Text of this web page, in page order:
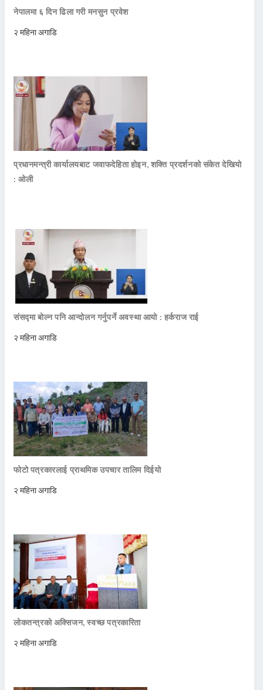
नेपालमा ६ दिन ढिला गरी मनसुन प्रवेश
२ महिना अगाडि
प्रधानमन्त्री कार्यालयबाट जवाफदेहिता होइन, शक्ति प्रदर्शनको संकेत देखियो
: ओली
संसद्मा बोल्न पनि आन्दोलन गर्नुपर्ने अवस्था आयो : हर्कराज राई
२ महिना अगाडि
फोटो पत्रकारलाई प्राथमिक उपचार तालिम दिईयो
२ महिना अगाडि
लोकतन्त्रको अक्सिजन, स्वच्छ पत्रकारिता
२ महिना अगाडि